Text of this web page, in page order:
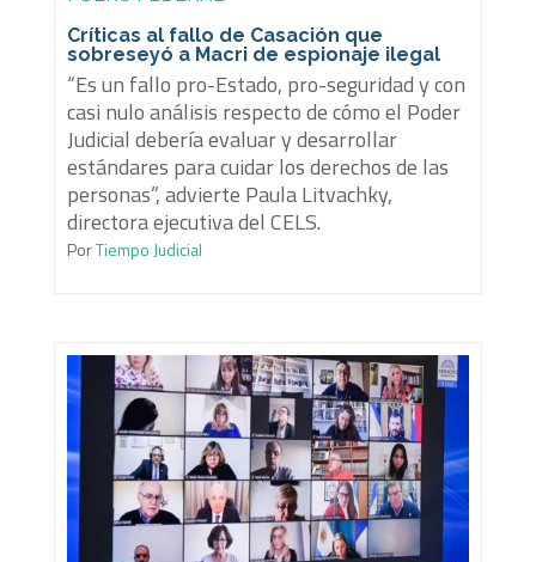
Críticas al fallo de Casación que
sobreseyó a Macri de espionaje ilegal
“Es un fallo pro-Estado, pro-seguridad y con
casi nulo análisis respecto de cómo el Poder
Judicial debería evaluar y desarrollar
estándares para cuidar los derechos de las
personas”, advierte Paula Litvachky,
directora ejecutiva del CELS.
PorTiempo Judicial